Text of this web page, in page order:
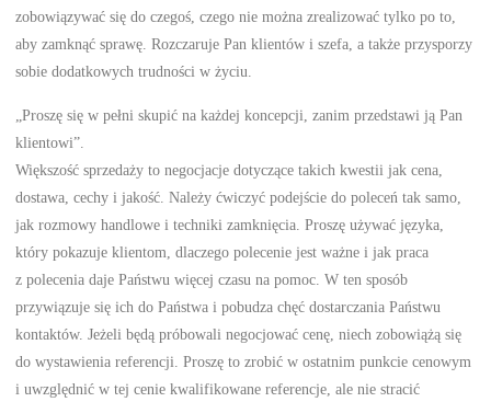
zobowiązywać się do czegoś, czego nie można zrealizować tylko po to,
aby zamknąć sprawę. Rozczaruje Pan klientów i szefa, a także przysporzy
sobie dodatkowych trudności w życiu.
„Proszę się w pełni skupić na każdej koncepcji, zanim przedstawi ją Pan
klientowi”.
Większość sprzedaży to negocjacje dotyczące takich kwestii jak cena,
dostawa, cechy i jakość. Należy ćwiczyć podejście do poleceń tak samo,
jak rozmowy handlowe i techniki zamknięcia. Proszę używać języka,
który pokazuje klientom, dlaczego polecenie jest ważne i jak praca
z polecenia daje Państwu więcej czasu na pomoc. W ten sposób
przywiązuje się ich do Państwa i pobudza chęć dostarczania Państwu
kontaktów. Jeżeli będą próbowali negocjować cenę, niech zobowiążą się
do wystawienia referencji. Proszę to zrobić w ostatnim punkcie cenowym
i uwzględnić w tej cenie kwalifikowane referencje, ale nie stracić